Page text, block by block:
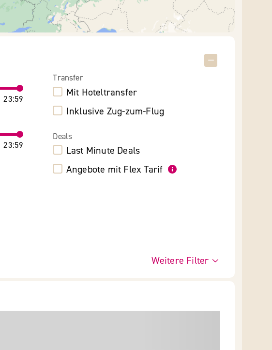
23:59
23:59
Transfer
Mit Hoteltransfer
Inklusive Zug-zum-Flug
Deals
Last Minute Deals
Angebote mit Flex Tarif
Weitere Filter